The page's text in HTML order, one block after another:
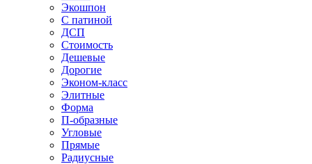
Экошпон
С патиной
ДСП
Стоимость
Дешевые
Дорогие
Эконом-класс
Элитные
Форма
П-образные
Угловые
Прямые
Радиусные